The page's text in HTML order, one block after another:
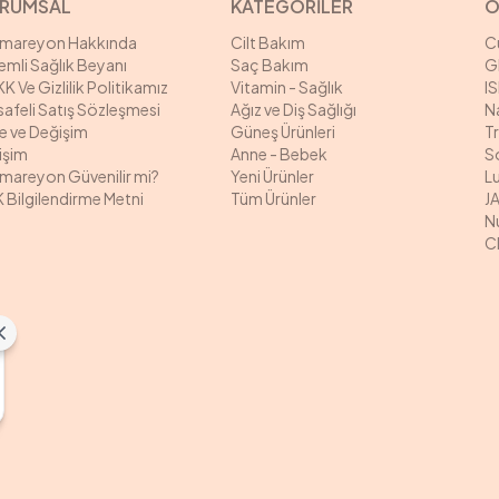
Hakkında
Sağlık Beyanı
Ve Gizlilik Politikamız
Satış Sözleşmesi
ve Değişim
Güvenilir mi?
Bilgilendirme Metni
KATEGORİLER
Cilt Bakım
Saç Bakım
Vitamin - Sağlık
Ağız ve Diş Sağlığı
Güneş Ürünleri
Anne - Bebek
Yeni Ürünler
Tüm Ürünler